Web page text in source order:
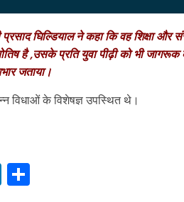
प्रसाद घिल्डियाल ने कहा कि वह शिक्षा
है ,उसके प्रति युवा पीढ़ी को भी
जताया।
विधाओं के विशेषज्ञ उपस्थित थे।
Li